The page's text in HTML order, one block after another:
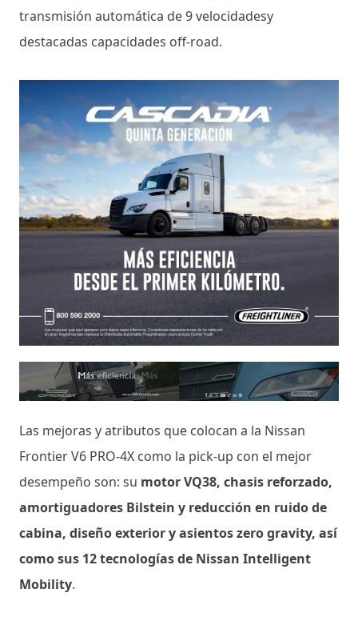
transmisión automática de 9 velocidadesy
destacadas capacidades off-road.
Las mejoras y atributos que colocan a la Nissan
Frontier V6 PRO-4X como la pick-up con el mejor
desempeño son: su motor VQ38, chasis reforzado,
amortiguadores Bilstein y reducción en ruido de
cabina, diseño exterior y asientos zero gravity, así
como sus 12 tecnologías de Nissan Intelligent
Mobility.